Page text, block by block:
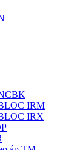
IRM
IRX